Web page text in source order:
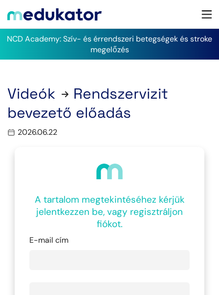
NCD Academy: Szív- és érrendszeri betegségek és stroke
megelőzés
Videók
Rendszervizit
bevezető előadás
2026.06.22
A tartalom megtekintéséhez kérjük
jelentkezzen be, vagy regisztráljon
fiókot.
E-mail cím